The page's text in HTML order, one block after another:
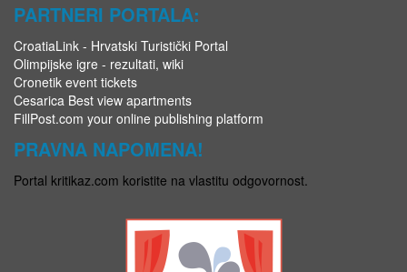
PARTNERI PORTALA:
CroatiaLink - Hrvatski Turistički Portal
Olimpijske igre - rezultati, wiki
Cronetik event tickets
Cesarica Best view apartments
FillPost.com your online publishing platform
PRAVNA NAPOMENA!
Portal kritikaz.com koristite na vlastitu odgovornost.